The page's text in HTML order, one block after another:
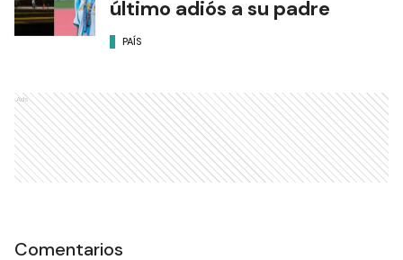
último adiós a su padre
PAÍS
Ads
Comentarios